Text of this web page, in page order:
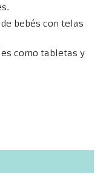
bebés con telas
como tabletas y